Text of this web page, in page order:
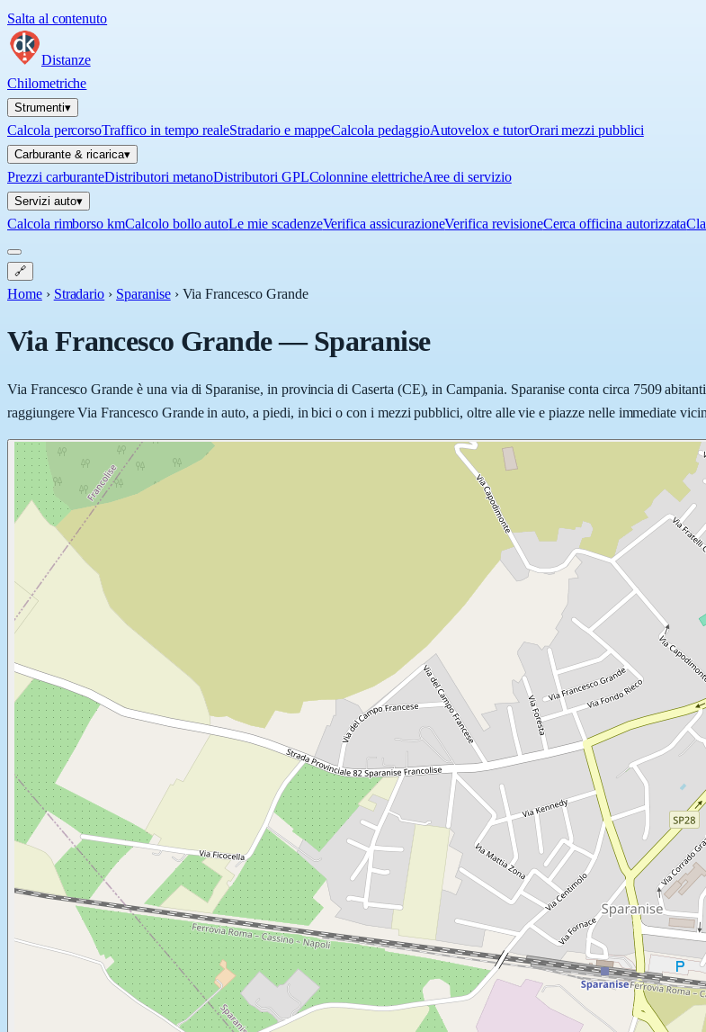
Salta al contenuto
Distanze
Chilometriche
Strumenti▾
Calcola percorsoTraffico in tempo realeStradario e mappeCalcola pedaggioAutovelox e tutorOrari mezzi pubblici
Carburante & ricarica▾
Prezzi carburanteDistributori metanoDistributori GPLColonnine elettricheAree di servizio
Servizi auto▾
Calcola rimborso kmCalcolo bollo autoLe mie scadenzeVerifica assicurazioneVerifica revisioneCerca officina autorizzata
🔗
Home › Stradario › Sparanise › Via Francesco Grande
Via Francesco Grande—Sparanise
Via Francesco Grande è una via di Sparanise, in provincia di Caserta (CE), in Campania. Sparanise conta circa 7509
raggiungere Via Francesco Grande in auto, a piedi, in bici o con i mezzi pubblici, oltre alle vie e piazze nelle immediate